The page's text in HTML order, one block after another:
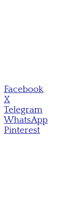
Facebook
X
Telegram
WhatsApp
Pinterest